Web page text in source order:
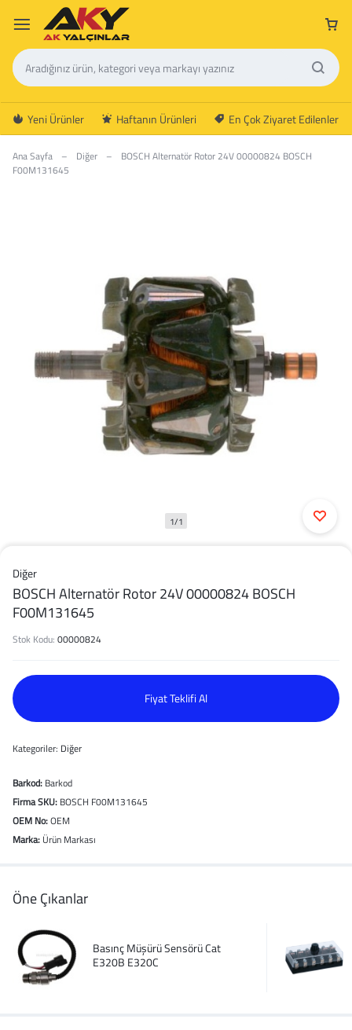
Yeni Ürünler Haftanın Ürünleri En Çok Ziyaret Edilenler
Ana Sayfa – Diğer –
BOSCH Alternatör Rotor 24V 00000824 BOSCH
F00M131645
1/1
Diğer
BOSCH Alternatör Rotor 24V 00000824 BOSCH
F00M131645
Stok Kodu: 00000824
Fiyat Teklifi Al
Kategoriler: Diğer
Barkod: Barkod
Firma SKU: BOSCH F00M131645
OEM No:OEM
Marka: Ürün Markası
Öne Çıkanlar
Basınç Müşürü Sensörü Cat
E320B E320C